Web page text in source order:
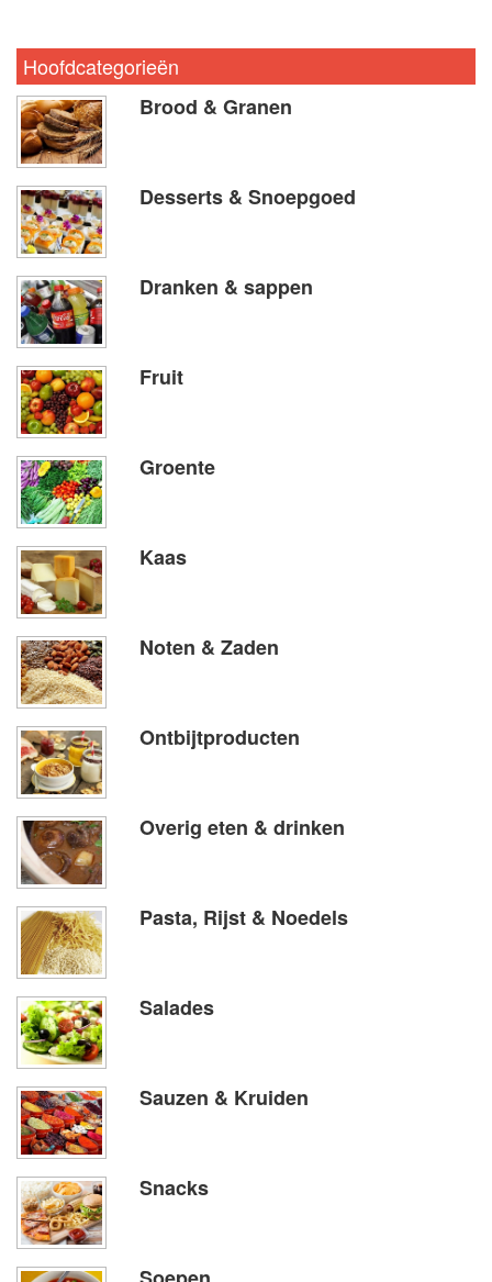
Hoofdcategorieën
Brood & Granen
Desserts & Snoepgoed
Dranken & sappen
Fruit
Groente
Kaas
Noten & Zaden
Ontbijtproducten
Overig eten & drinken
Pasta, Rijst & Noedels
Salades
Sauzen & Kruiden
Snacks